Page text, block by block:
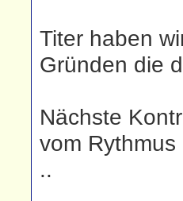
Titer haben
Gründen die
Nächste
vom
..